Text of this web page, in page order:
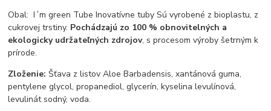
Obal: I´m green Tube Inovatívne tuby Sú vyrobené z bioplastu, z
cukrovej trstiny. Pochádzajú zo 100 % obnovitelných a
ekologicky udržateľných zdrojov, s procesom výroby šetrným k
prírode.
Zloženie:Šťava z listov Aloe Barbadensis, xantánová guma,
pentylene glycol, propanediol, glycerín, kyselina levulínová,
levulinát sodný, voda.